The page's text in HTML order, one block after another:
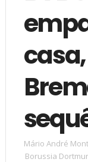
Mário André
Borussia